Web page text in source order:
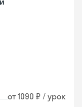
от 1090 ₽ / урок